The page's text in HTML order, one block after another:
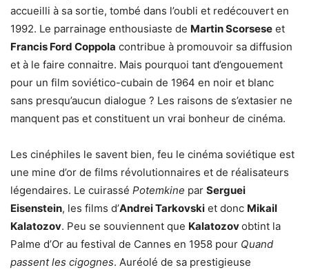
accueilli à sa sortie, tombé dans l’oubli et redécouvert en
1992. Le parrainage enthousiaste de Martin Scorsese et
Francis Ford Coppola contribue à promouvoir sa diffusion
et à le faire connaitre. Mais pourquoi tant d’engouement
pour un film soviético-cubain de 1964 en noir et blanc
sans presqu’aucun dialogue ? Les raisons de s’extasier ne
manquent pas et constituent un vrai bonheur de cinéma.
Les cinéphiles le savent bien, feu le cinéma soviétique est
une mine d’or de films révolutionnaires et de réalisateurs
légendaires. Le cuirassé Potemkine par Serguei
Eisenstein, les films d’Andrei Tarkovski et donc Mikail
Kalatozov. Peu se souviennent que Kalatozovobtint la
Palme d’Or au festival de Cannes en 1958 pour Quand
passent les cigognes. Auréolé de sa prestigieuse